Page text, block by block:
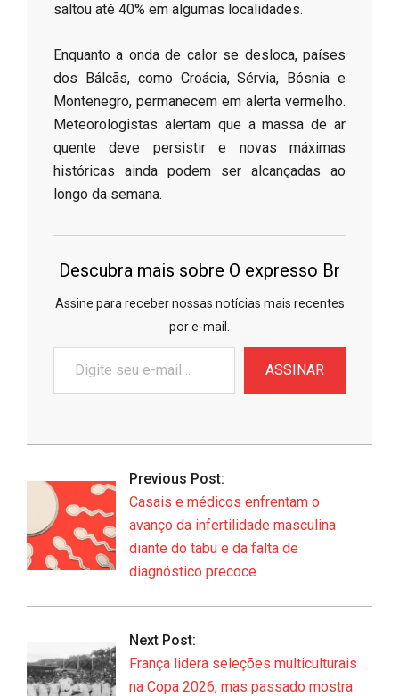
saltou até 40% em algumas localidades.
​Enquanto a onda de calor se desloca, países
dos Bálcãs, como Croácia, Sérvia, Bósnia e
Montenegro, permanecem em alerta vermelho.
Meteorologistas alertam que a massa de ar
quente deve persistir e novas máximas
históricas ainda podem ser alcançadas ao
longo da semana.
Descubra mais sobre O expresso Br
Assine para receber nossas notícias mais recentes
por e-mail.
seu
e-
ASSINAR
2026-
28
Previous Post:
Casais e médicos enfrentam o
avanço da infertilidade masculina
diante do tabu e da falta de
diagnóstico precoce
Next Post:
França lidera seleções multiculturais
na Copa 2026, mas passado mostra